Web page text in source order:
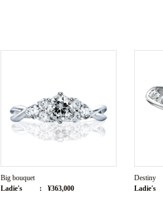
Big bouquet
Ladie's
¥363,000
Destiny
Ladie's